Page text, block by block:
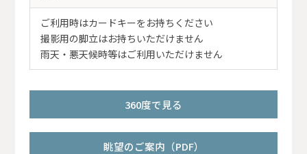
ご利用時はカードキーをお持ちください
撮影用の脚立はお持ちいただけません
雨天・悪天候時等はご利用いただけません
360度で見る
眺望のご案内（PDF）